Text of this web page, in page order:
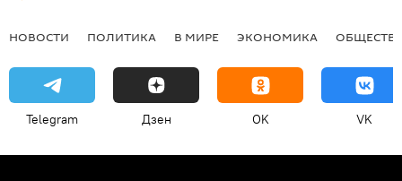
НОВОСТИ ПОЛИТИКА В МИРЕ ЭКОНОМИКА
Telegram Дзен OK VK